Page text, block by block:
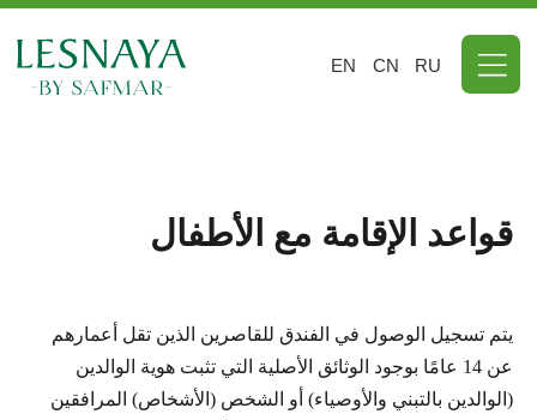
قواعد الإقامة مع الأطفال
يتم تسجيل الوصول في الفندق للقاصرين الذين تقل أعمارهم
عن 14 عامًا بوجود الوثائق الأصلية التي تثبت هوية الوالدين
(الوالدين بالتبني والأوصياء) أو الشخص (الأشخاص) المرافقين